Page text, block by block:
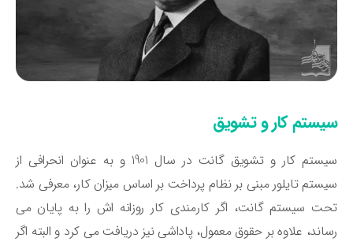
کار و تشویق
سیستم کار و تشویق گانت در سال 1901 و به عنوان انحرافی از
تایلور مبنی بر نظام پرداخت بر اساس میزان کار، معرفی شد.
سیستم گانت، اگر کارمندی کار روزانه ‌اش را به پایان می
علاوه بر حقوق معمول، پاداشی نیز دریافت می ‌کرد و البته اگر